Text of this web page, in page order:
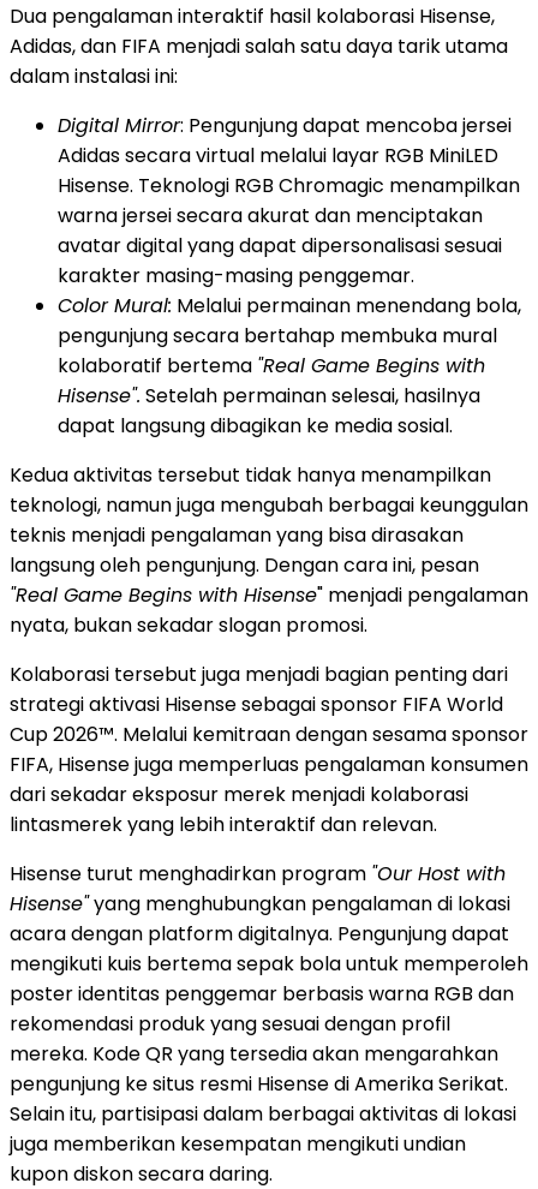
Dua pengalaman interaktif hasil kolaborasi Hisense,
Adidas, dan FIFA menjadi salah satu daya tarik utama
dalam instalasi ini:
Digital Mirror: Pengunjung dapat mencoba jersei
Adidas secara virtual melalui layar RGB MiniLED
Hisense. Teknologi RGB Chromagic menampilkan
warna jersei secara akurat dan menciptakan
avatar digital yang dapat dipersonalisasi sesuai
karakter masing-masing penggemar.
Color Mural: Melalui permainan menendang bola,
pengunjung secara bertahap membuka mural
kolaboratif bertema "Real Game Begins with
Hisense". Setelah permainan selesai, hasilnya
dapat langsung dibagikan ke media sosial.
Kedua aktivitas tersebut tidak hanya menampilkan
teknologi, namun juga mengubah berbagai keunggulan
teknis menjadi pengalaman yang bisa dirasakan
langsung oleh pengunjung. Dengan cara ini, pesan
"Real Game Begins with Hisense" menjadi pengalaman
nyata, bukan sekadar slogan promosi.
Kolaborasi tersebut juga menjadi bagian penting dari
strategi aktivasi Hisense sebagai sponsor FIFA World
Cup 2026™. Melalui kemitraan dengan sesama sponsor
FIFA, Hisense juga memperluas pengalaman konsumen
dari sekadar eksposur merek menjadi kolaborasi
lintasmerek yang lebih interaktif dan relevan.
Hisense turut menghadirkan program "Our Host with
Hisense"yang menghubungkan pengalaman di lokasi
acara dengan platform digitalnya. Pengunjung dapat
mengikuti kuis bertema sepak bola untuk memperoleh
poster identitas penggemar berbasis warna RGB dan
rekomendasi produk yang sesuai dengan profil
mereka. Kode QR yang tersedia akan mengarahkan
pengunjung ke situs resmi Hisense di Amerika Serikat.
Selain itu, partisipasi dalam berbagai aktivitas di lokasi
juga memberikan kesempatan mengikuti undian
kupon diskon secara daring.